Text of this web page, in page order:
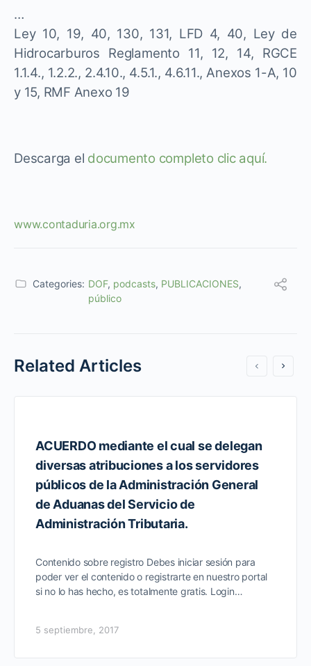
…
Ley 10, 19, 40, 130, 131, LFD 4, 40, Ley de
Hidrocarburos Reglamento 11, 12, 14, RGCE
1.1.4., 1.2.2., 2.4.10., 4.5.1., 4.6.11., Anexos 1-A, 10
y 15, RMF Anexo 19
Descarga el documento completo clic aquí.
www.contaduria.org.mx
Categories: DOF, podcasts, PUBLICACIONES,
público
Related Articles
ACUERDO mediante el cual se delegan
diversas atribuciones a los servidores
públicos de la Administración General
de Aduanas del Servicio de
Administración Tributaria.
Contenido sobre registro Debes iniciar sesión para
poder ver el contenido o registrarte en nuestro portal
si no lo has hecho, es totalmente gratis. Login…
5 septiembre, 2017